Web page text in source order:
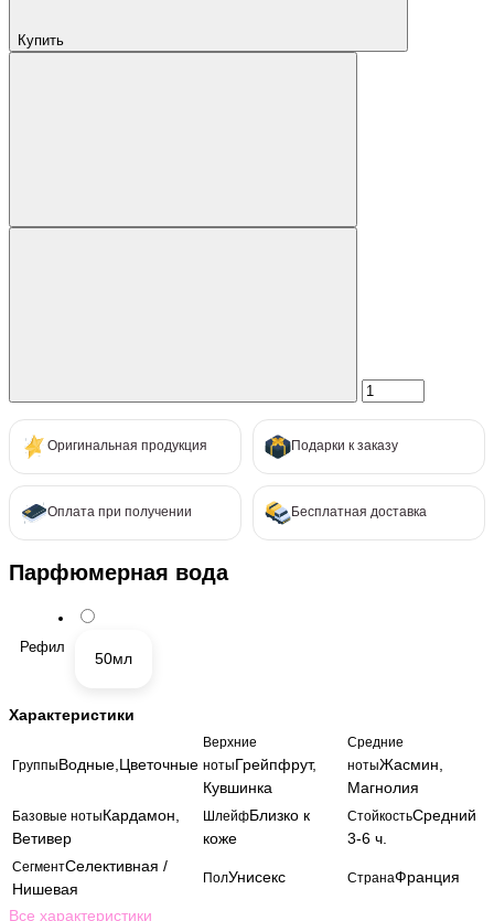
Купить
Оригинальная продукция Подарки к заказу
Оплата при получении Бесплатная доставка
Парфюмерная вода
Рефил
50мл
Характеристики
ГруппыВодные,Цветочные
Верхние
нотыГрейпфрут,
Кувшинка
Средние
нотыЖасмин,
Магнолия
Базовые нотыКардамон,
Ветивер
ШлейфБлизко к
коже
СтойкостьСредний
3-6 ч.
СегментСелективная /
Нишевая
ПолУнисекс СтранаФранция
Все характеристики